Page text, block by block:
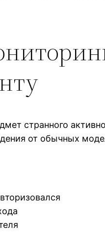
странного
от обычных